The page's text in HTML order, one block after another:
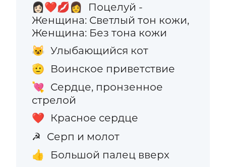
👩🏻‍❤️‍💋‍👩
Поцелуй -
Женщина: Светлый тон кожи,
Женщина: Без тона кожи
😺 Улыбающийся кот
🫡 Воинское приветствие
💘 Сердце, пронзенное
стрелой
❤️ Красное сердце
☭ Серп и молот
👍 Большой палец вверх